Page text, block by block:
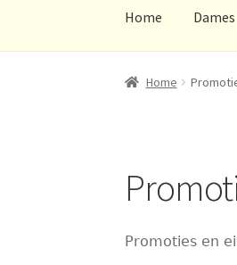
Home Dames
Home Dames Heren
Home
Promoties en